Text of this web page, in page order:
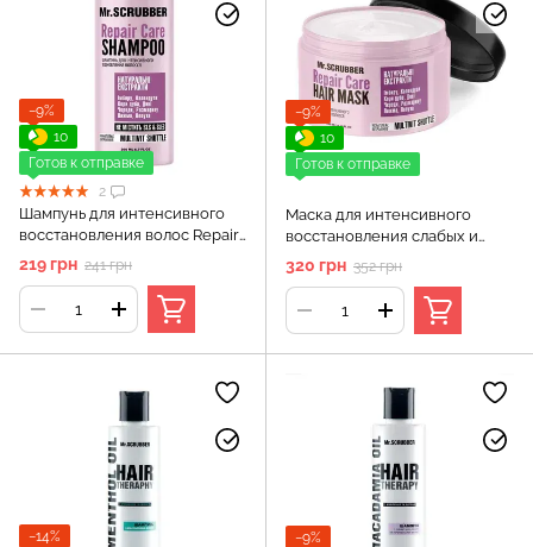
−9%
10
Готов к отправке
2
Шампунь для интенсивного
восстановления волос Repair
219 грн 241 грн
−9%
10
Готов к отправке
Маска для интенсивного
восстановления слабых и
Mr.SCRUBBER
320 грн 352 грн
−14%
−9%